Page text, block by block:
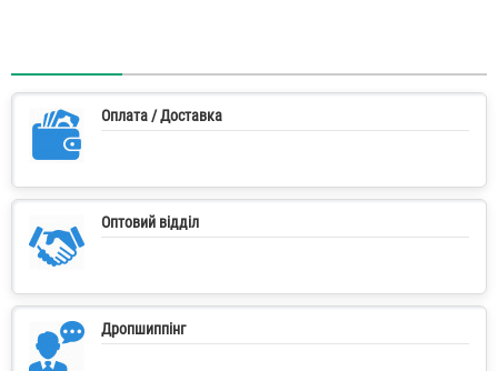
Оплата / Доставка
Оптовий відділ
Дропшиппінг